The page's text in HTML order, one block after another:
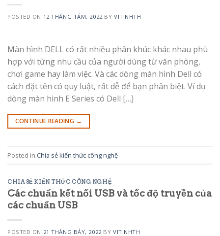
POSTED ON 12 THÁNG TÁM, 2022BY VITINHTH
Màn hình DELL có rất nhiều phân khúc khác nhau phù
hợp với từng nhu cầu của người dùng từ văn phòng,
chơi game hay làm việc. Và các dòng màn hình Dell có
cách đặt tên có quy luật, rất dễ để bạn phân biệt. Ví dụ
dòng màn hình E Series có Dell […]
CONTINUE READING →
Posted in Chia sẻ kiến thức công nghệ
CHIA SẺ KIẾN THỨC CÔNG NGHỆ
Các chuẩn kết nối USB và tốc độ truyền của
các chuẩn USB
POSTED ON 21 THÁNG BẢY, 2022 BY VITINHTH